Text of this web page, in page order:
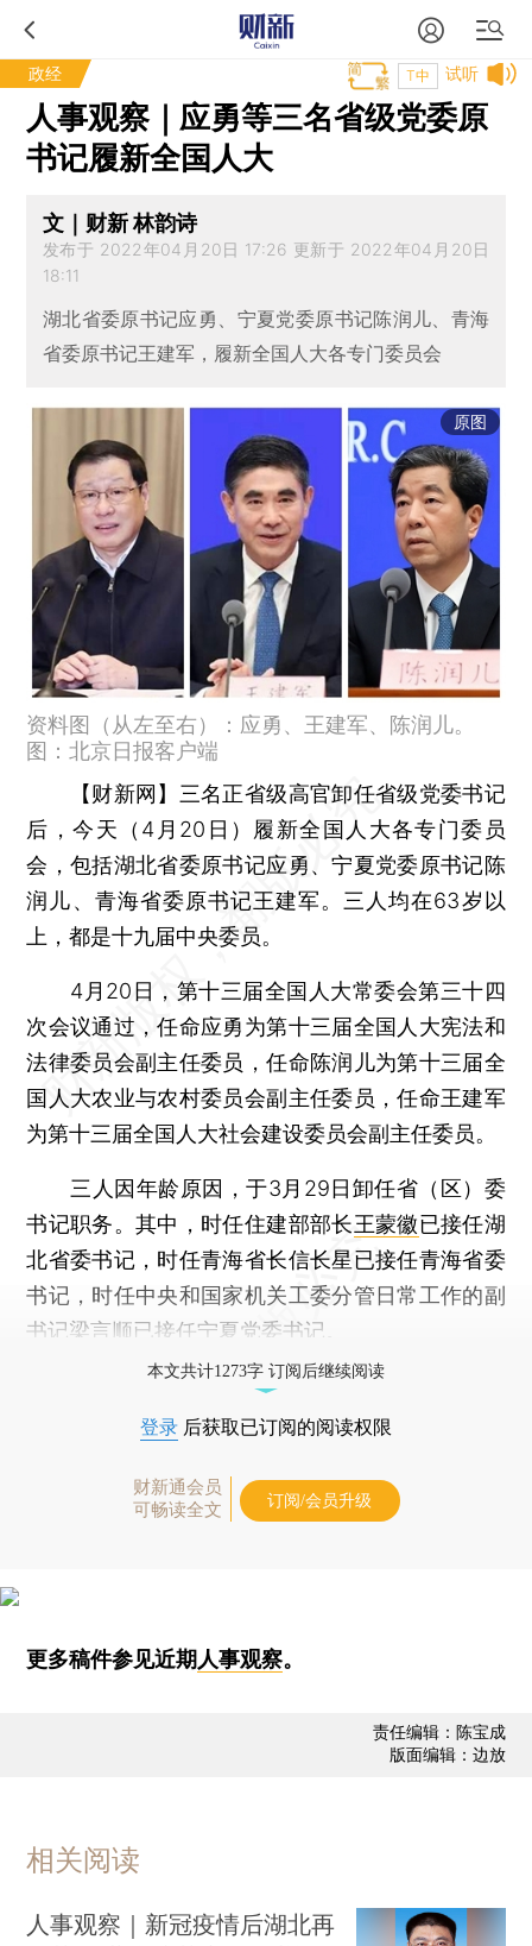
政经 试听
T中
人事观察｜应勇等三名省级党委原
书记履新全国人大
文｜财新 林韵诗
发布于 2022年04月20日 17:26 更新于 2022年04月20日
18:11
湖北省委原书记应勇、宁夏党委原书记陈润儿、青海
省委原书记王建军，履新全国人大各专门委员会
原图
资料图（从左至右）：应勇、王建军、陈润儿。
图：北京日报客户端
【财新网】 三名正省级高官卸任省级党委书记
后，今天（4月20日）履新全国人大各专门委员
会，包括湖北省委原书记应勇、宁夏党委原书记陈
润儿、青海省委原书记王建军。三人均在63岁以
上，都是十九届中央委员。
4月20日，第十三届全国人大常委会第三十四
次会议通过，任命应勇为第十三届全国人大宪法和
法律委员会副主任委员，任命陈润儿为第十三届全
国人大农业与农村委员会副主任委员，任命王建军
为第十三届全国人大社会建设委员会副主任委员。
三人因年龄原因，于3月29日卸任省（区）委
书记职务。其中，时任住建部部长王蒙徽已接任湖
北省委书记，时任青海省长信长星已接任青海省委
书记，时任中央和国家机关工委分管日常工作的副
书记梁言顺已接任宁夏党委书记。
本文共计1273字 订阅后继续阅读
登录 后获取已订阅的阅读权限
财新通会员
可畅读全文
订阅/会员升级
更多稿件参见近期 人事观察。
责任编辑：陈宝成
版面编辑：边放
相关阅读
人事观察｜新冠疫情后湖北再